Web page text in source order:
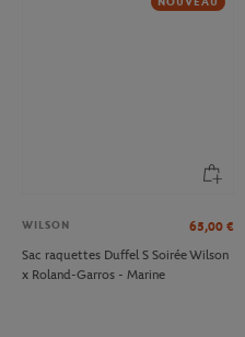
WILSON 65,00 €
Sac raquettes Duffel S Soirée Wilson
x Roland-Garros - Marine